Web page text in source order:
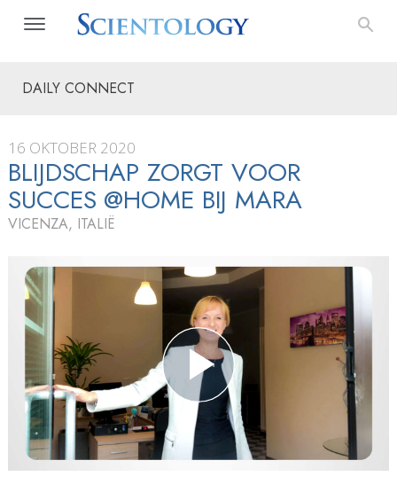
DAILY CONNECT
16 OKTOBER 2020
BLIJDSCHAP ZORGT VOOR
SUCCES @HOME BIJ MARA
VICENZA, ITALIË